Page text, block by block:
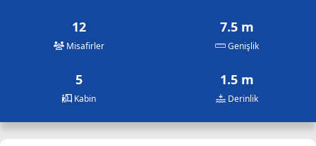
12
Misafirler
7.5 m
Genişlik
5
Kabin
1.5 m
Derinlik